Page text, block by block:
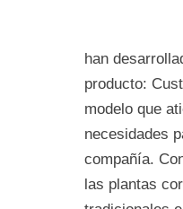
han
producto:
modelo que
necesidades
compañía.
las plantas